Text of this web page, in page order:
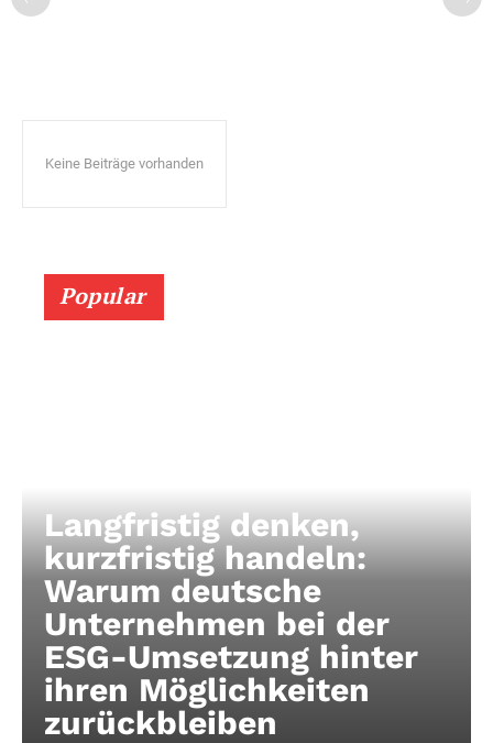
Keine Beiträge vorhanden
Popular
Langfristig denken,
kurzfristig handeln:
Warum deutsche
Unternehmen bei der
ESG-Umsetzung hinter
ihren Möglichkeiten
zurückbleiben